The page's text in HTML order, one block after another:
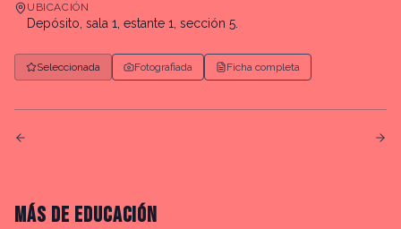
UBICACIÓN
Depósito, sala 1, estante 1, sección 5.
Seleccionada Fotografiada Ficha completa
MÁS DE EDUCACIÓN